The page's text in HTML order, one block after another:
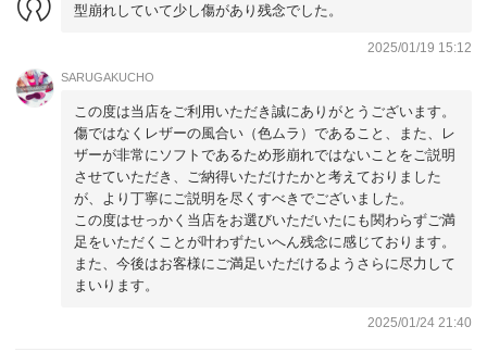
型崩れしていて少し傷があり残念でした。
2025/01/19 15:12
SARUGAKUCHO
この度は当店をご利用いただき誠にありがとうございます。
傷ではなくレザーの風合い（色ムラ）であること、また、レ
ザーが非常にソフトであるため形崩れではないことをご説明
させていただき、ご納得いただけたかと考えておりました
が、より丁寧にご説明を尽くすべきでございました。
この度はせっかく当店をお選びいただいたにも関わらずご満
足をいただくことが叶わずたいへん残念に感じております。
また、今後はお客様にご満足いただけるようさらに尽力して
まいります。
2025/01/24 21:40